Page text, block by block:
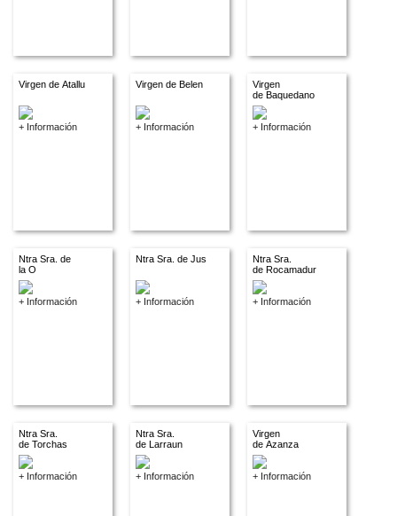
Virgen de Atallu
+ Información
Virgen de Belen
+ Información
Virgen
de Baquedano
+ Información
Ntra Sra. de
la O
+ Información
Ntra Sra. de Jus
+ Información
Ntra Sra.
de Rocamadur
+ Información
Ntra Sra.
de Torchas
+ Información
Ntra Sra.
de Larraun
+ Información
Virgen
de Azanza
+ Información